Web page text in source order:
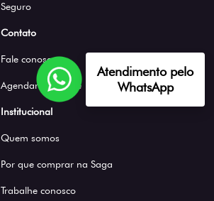
Seguro
Contato
Fale conosco
Agendar Test Drive
Institucional
Quem somos
Por que comprar na Saga
Trabalhe conosco
Atendimento pelo
WhatsApp